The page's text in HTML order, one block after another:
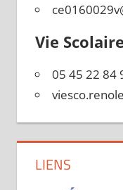
Vie Scolaire
05 45 22 84
LIENS